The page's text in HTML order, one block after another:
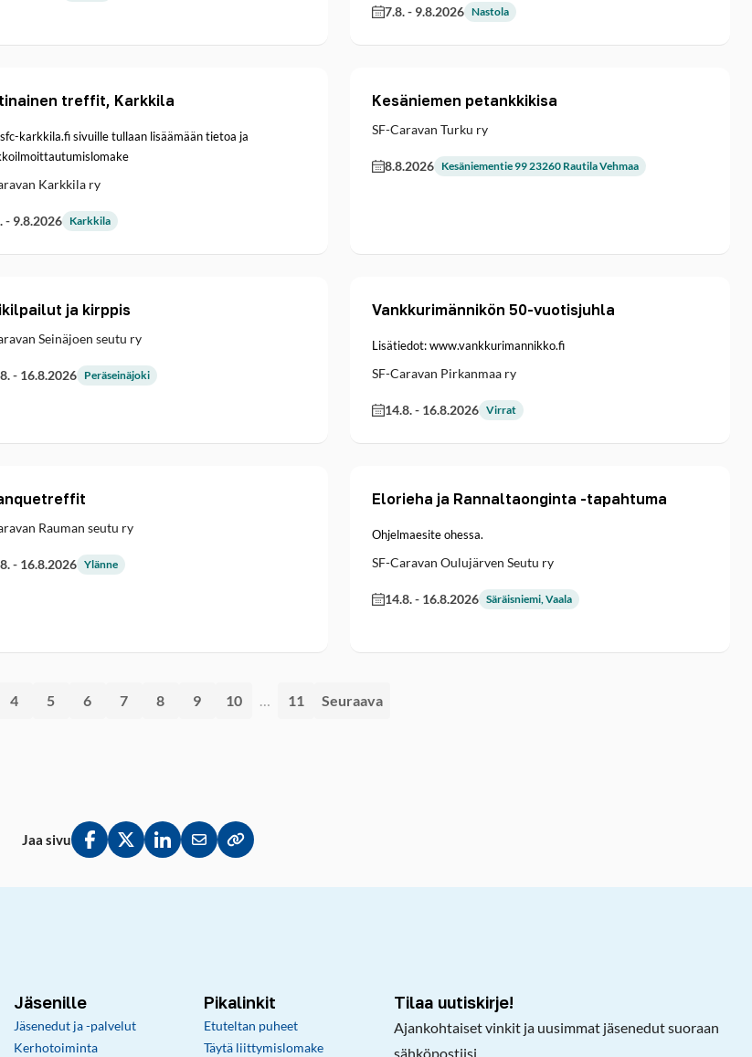
7.8.- 9.8.2026 Nastola
treffit, Karkkila
karkkila.fi sivuille tullaan lisäämään tietoa ja
Karkkila ry
- 9.8.2026 Karkkila
Kesäniemen petankkikisa
SF-Caravan Turku ry
8.8.2026 Kesäniementie 99 23260 Rautila Vehmaa
ja kirppis
Seinäjoen seutu ry
- 16.8.2026 Peräseinäjoki
Vankkurimännikön 50-vuotisjuhla
Lisätiedot: www.vankkurimannikko.fi
SF-Caravan Pirkanmaa ry
14.8.- 16.8.2026 Virrat
Rauman seutu ry
- 16.8.2026 Ylänne
Elorieha ja Rannaltaonginta -tapahtuma
Ohjelmaesite ohessa.
SF-Caravan Oulujärven Seutu ry
14.8.- 16.8.2026 Säräisniemi, Vaala
4 5 6 7 8 9 10 … 11 Seuraava
Jaa sivu
Jaa Facebookissa
Jaa Twitterissä
Jaa LinkedInissä
Jaa sähköpostitse
Kopioi linkki leikepöydälle
Jäsenille
Jäsenedut ja -palvelut
Kerhotoiminta
Pikalinkit
Etuteltan puheet
Täytä liittymislomake
Tilaa uutiskirje!
Ajankohtaiset vinkit ja uusimmat jäsenedut suoraan
sähköpostiisi.